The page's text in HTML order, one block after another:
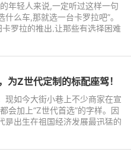
年轻人来说,一定听过这样一句
什么车,那就选一台卡罗拉吧”。
罗拉的推出,让那些有选择困难
出错的答案。而到了2022年,在
为Z世代定制的标配座驾！
现如今大街小巷上不少商家在宣
会加上“Z世代首选”的字样。因
是出生在祖国经济发展最迅猛的
活和一定的消费能力。值得注意